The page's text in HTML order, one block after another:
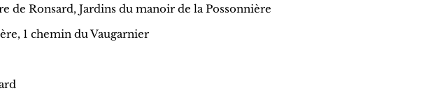
de Ronsard, Jardins du manoir de la Possonnière
1 chemin du Vaugarnier